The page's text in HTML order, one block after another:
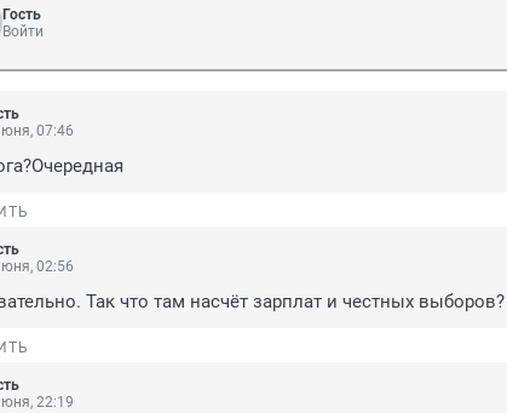
Гость
Войти
07:46
02:56
Так что там насчёт зарплат и честных выборов?
22:19